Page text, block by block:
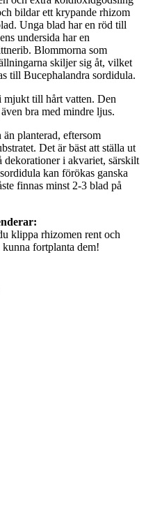
bildar ett krypande rhizom
Unga blad har en röd till
undersida har en
Blommorna som
skiljer sig åt, vilket
till Bucephalandra sordidula.
mjukt till hårt vatten. Den
bra med mindre ljus.
planterad, eftersom
Det är bäst att ställa ut
dekorationer i akvariet, särskilt
kan förökas ganska
finnas minst 2-3 blad på
klippa rhizomen rent och
kunna fortplanta dem!